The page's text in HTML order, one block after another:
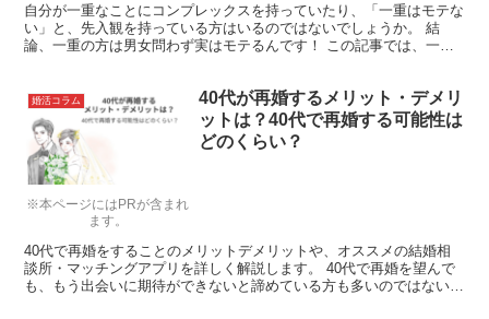
自分が一重なことにコンプレックスを持っていたり、「一重はモテな
い」と、先入観を持っている方はいるのではないでしょうか。 結
論、一重の方は男女問わず実はモテるんです！ この記事では、一重
※本ページにはPRが含まれ
ます。
婚活コラム
40代が再婚するメリット・デメリ
ットは？40代で再婚する可能性は
どのくらい？
40代で再婚をすることのメリットデメリットや、オススメの結婚相
談所・マッチングアプリを詳しく解説します。 40代で再婚を望んで
も、もう出会いに期待ができないと諦めている方も多いのではないで